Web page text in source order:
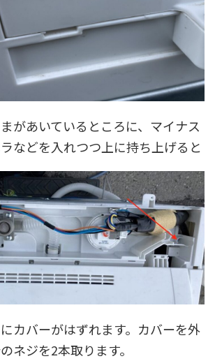
があいているところに、マイナス
などを入れつつ上に持ち上げると
カバーがはずれます。カバーを外
ネジを2本取ります。